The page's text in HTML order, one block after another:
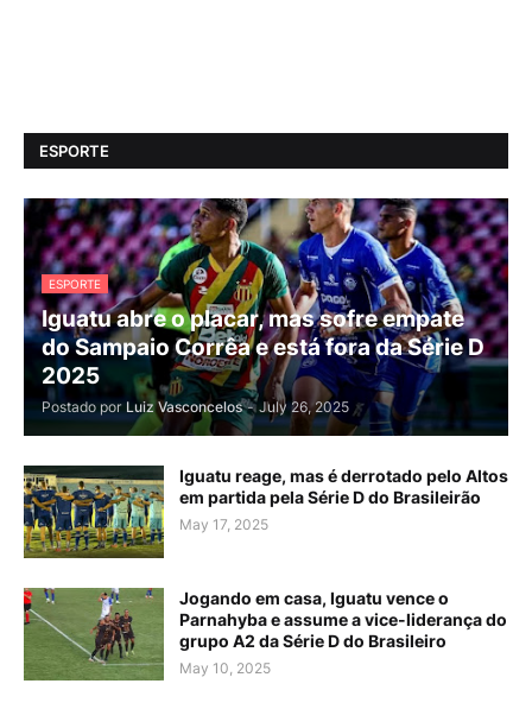
ESPORTE
ESPORTE
Iguatu abre o placar, mas sofre empate
do Sampaio Corrêa e está fora da Série D
2025
Postado por Luiz Vasconcelos - July 26, 2025
Iguatu reage, mas é derrotado pelo Altos
em partida pela Série D do Brasileirão
May 17, 2025
Jogando em casa, Iguatu vence o
Parnahyba e assume a vice-liderança do
grupo A2 da Série D do Brasileiro
May 10, 2025